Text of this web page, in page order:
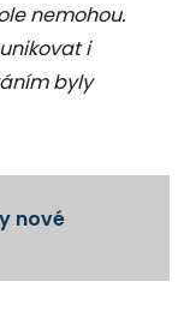
nemohou.
i
byly
nové